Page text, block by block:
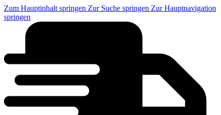
Zum Hauptinhalt springen Zur Suche springen Zur Hauptnavigation
springen